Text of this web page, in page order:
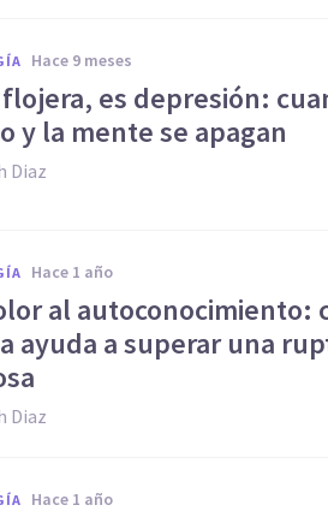
hace 9 meses
flojera, es depresión:
y la mente se apagan
Diaz
hace 1 año
al autoconocimiento:
ayuda a superar una
Diaz
hace 1 año